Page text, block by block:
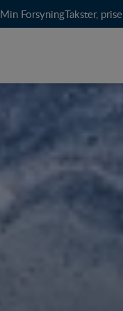
Min ForsyningTakster,